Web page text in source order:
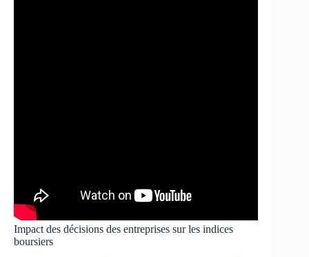
Impact des décisions des entreprises sur les indices
boursiers